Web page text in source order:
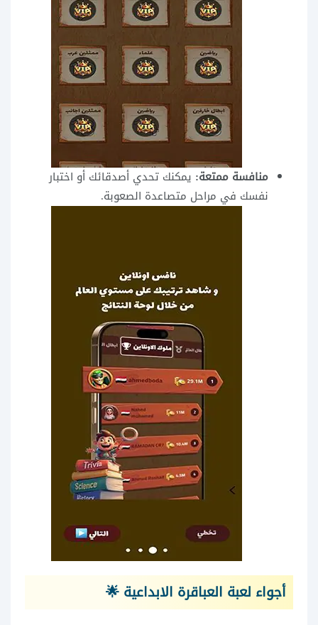
منافسة ممتعة: يمكنك تحدي أصدقائك أو اختبار
نفسك في مراحل متصاعدة الصعوبة.
أجواء لعبة العباقرة الابداعية 🌟